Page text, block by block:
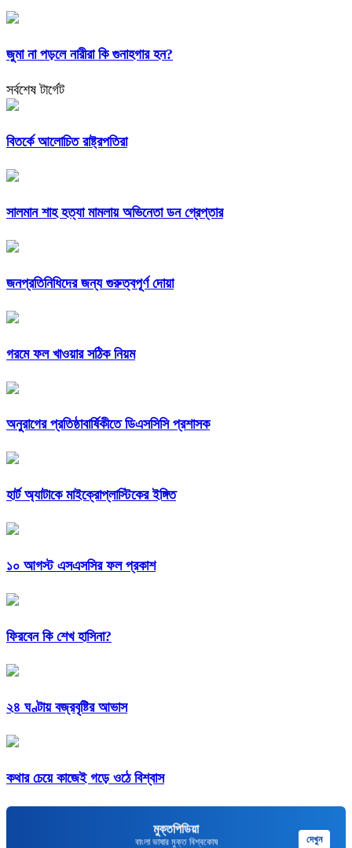
জুমা না পড়লে নারীরা কি গুনাহগার হন?
সর্বশেষ টার্গেট
বিতর্কে আলোচিত রাষ্ট্রপতিরা
সালমান শাহ হত্যা মামলায় অভিনেতা ডন গ্রেপ্তার
জনপ্রতিনিধিদের জন্য গুরুত্বপূর্ণ দোয়া
গরমে ফল খাওয়ার সঠিক নিয়ম
অনুরাগের প্রতিষ্ঠাবার্ষিকীতে ডিএসসিসি প্রশাসক
হার্ট অ্যাটাকে মাইক্রোপ্লাস্টিকের ইঙ্গিত
১০ আগস্ট এসএসসির ফল প্রকাশ
ফিরবেন কি শেখ হাসিনা?
২৪ ঘণ্টায় বজ্রবৃষ্টির আভাস
কথার চেয়ে কাজেই গড়ে ওঠে বিশ্বাস
মুক্তপিডিয়া
বাংলা ভাষার মুক্ত বিশ্বকোষ দেখুন